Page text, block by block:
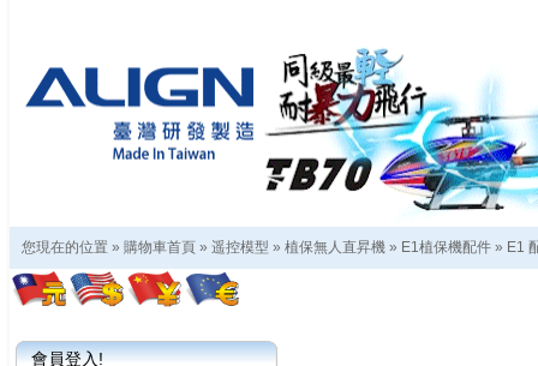
您現在的位置 » 購物車首頁 » 遥控模型 » 植保無人直昇機 » E1植保機配件 » E1
會員登入!